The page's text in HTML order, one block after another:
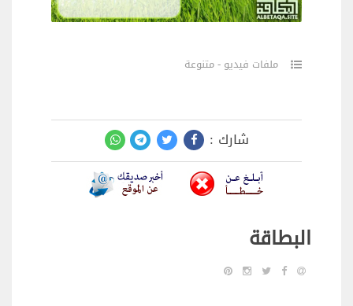
ملفات فيديو - متنوعة
شارك :
البطاقة